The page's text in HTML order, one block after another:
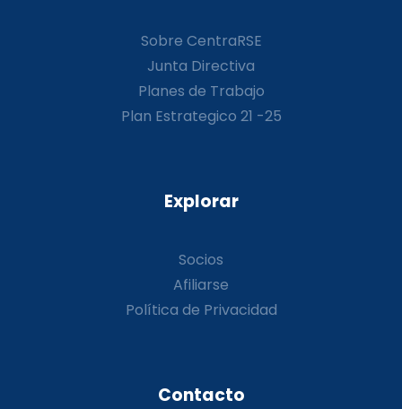
Sobre CentraRSE
Junta Directiva
Planes de Trabajo
Plan Estrategico 21 -25
Explorar
Socios
Afiliarse
Política de Privacidad
Contacto